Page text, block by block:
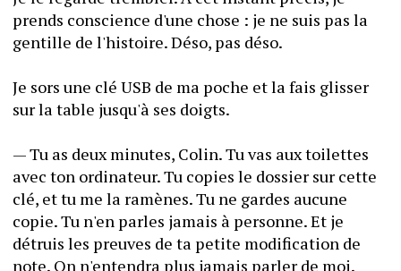
prends conscience d'une chose : je ne suis pas la
gentille de l'histoire. Déso, pas déso.
Je sors une clé USB de ma poche et la fais glisser
sur la table jusqu'à ses doigts.
— Tu as deux minutes, Colin. Tu vas aux toilettes
avec ton ordinateur. Tu copies le dossier sur cette
clé, et tu me la ramènes. Tu ne gardes aucune
copie. Tu n'en parles jamais à personne. Et je
détruis les preuves de ta petite modification de
note. On n'entendra plus jamais parler de moi.